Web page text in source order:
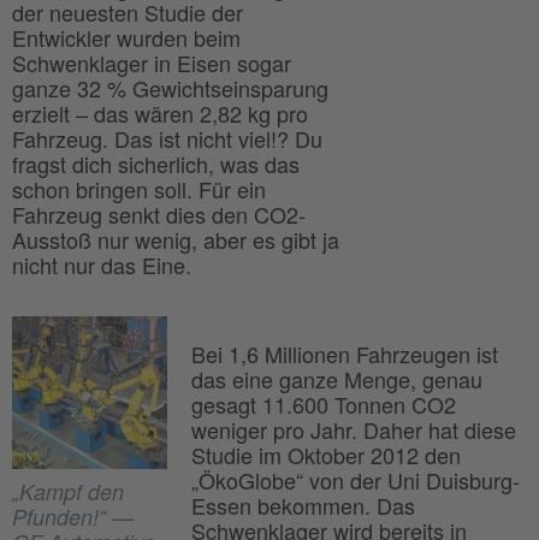
der neuesten Studie der
Entwickler wurden beim
Schwenklager in Eisen sogar
ganze 32 % Gewichtseinsparung
erzielt – das wären 2,82 kg pro
Fahrzeug. Das ist nicht viel!? Du
fragst dich sicherlich, was das
schon bringen soll. Für ein
Fahrzeug senkt dies den CO2-
Ausstoß nur wenig, aber es gibt ja
nicht nur das Eine.
„Kampf den
Pfunden!“ —
Bei 1,6 Millionen Fahrzeugen ist
das eine ganze Menge, genau
gesagt 11.600 Tonnen CO2
weniger pro Jahr. Daher hat diese
Studie im Oktober 2012 den
„ÖkoGlobe“ von der Uni Duisburg-
Essen bekommen. Das
Schwenklager wird bereits in